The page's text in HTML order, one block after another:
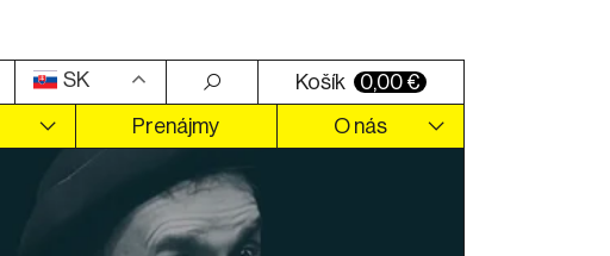
SK Košík 0,00 €
Prenájmy O nás